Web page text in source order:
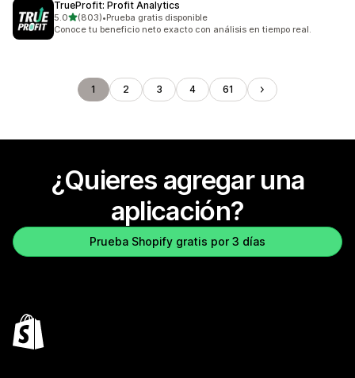
TrueProfit: Profit Analytics
5.0de 5 estrellas
(803)
803 reseñas en total
•Prueba gratis disponible
Conoce tu beneficio neto exacto con análisis en tiempo real.
1 2 3 4 61
¿Quieres agregar una
aplicación?
Prueba Shopify gratis por 3 días